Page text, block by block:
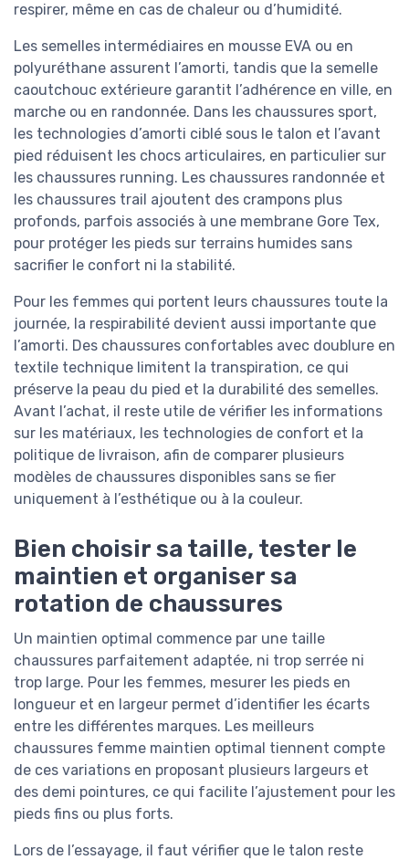
respirer, même en cas de chaleur ou d’humidité.
Les semelles intermédiaires en mousse EVA ou en
polyuréthane assurent l’amorti, tandis que la semelle
caoutchouc extérieure garantit l’adhérence en ville, en
marche ou en randonnée. Dans les chaussures sport,
les technologies d’amorti ciblé sous le talon et l’avant
pied réduisent les chocs articulaires, en particulier sur
les chaussures running. Les chaussures randonnée et
les chaussures trail ajoutent des crampons plus
profonds, parfois associés à une membrane Gore Tex,
pour protéger les pieds sur terrains humides sans
sacrifier le confort ni la stabilité.
Pour les femmes qui portent leurs chaussures toute la
journée, la respirabilité devient aussi importante que
l’amorti. Des chaussures confortables avec doublure en
textile technique limitent la transpiration, ce qui
préserve la peau du pied et la durabilité des semelles.
Avant l’achat, il reste utile de vérifier les informations
sur les matériaux, les technologies de confort et la
politique de livraison, afin de comparer plusieurs
modèles de chaussures disponibles sans se fier
uniquement à l’esthétique ou à la couleur.
Bien choisir sa taille, tester le
maintien et organiser sa
rotation de chaussures
Un maintien optimal commence par une taille
chaussures parfaitement adaptée, ni trop serrée ni
trop large. Pour les femmes, mesurer les pieds en
longueur et en largeur permet d’identifier les écarts
entre les différentes marques. Les meilleurs
chaussures femme maintien optimal tiennent compte
de ces variations en proposant plusieurs largeurs et
des demi pointures, ce qui facilite l’ajustement pour les
pieds fins ou plus forts.
Lors de l’essayage, il faut vérifier que le talon reste